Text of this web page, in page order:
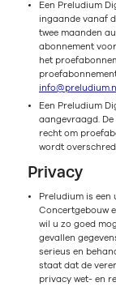
Een Preludium
ingaande vanaf
twee maanden
abonnement
het
info@preludium.nl
Een Preludium
aangevraagd.
recht om
wordt
Privacy
Preludium is een
Concertgebouw
wil u zo goed
gevallen
serieus en
staat dat de
privacy wet- en